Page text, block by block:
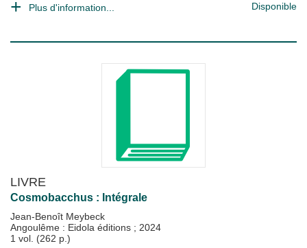
Plus d'information... Disponible
LIVRE
Cosmobacchus : Intégrale
Jean-Benoît Meybeck
Angoulême : Eidola éditions ; 2024
1 vol. (262 p.)